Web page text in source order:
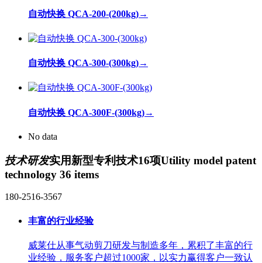
自动快换 QCA-200-(200kg)→
自动快换 QCA-300-(300kg)→
自动快换 QCA-300F-(300kg)→
No data
技术研发实用新型专利技术16项Utility model patent
technology 36 items
180-2516-3567
丰富的行业经验
威莱仕从事气动剪刀研发与制造多年，累积了丰富的行
业经验，服务客户超过1000家，以实力赢得客户一致认